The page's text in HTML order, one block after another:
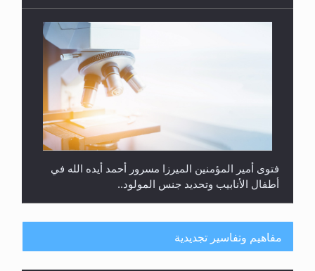
فتوى أمير المؤمنين الميرزا مسرور أحمد أيده الله في
أطفال الأنابيب وتحديد جنس المولود..
هل من الصحيح أن ديّة المرأة المقتولة تساوي نصف ديّة
مفاهيم وتفاسير تجديدية
حقيقة المسيح الدجال